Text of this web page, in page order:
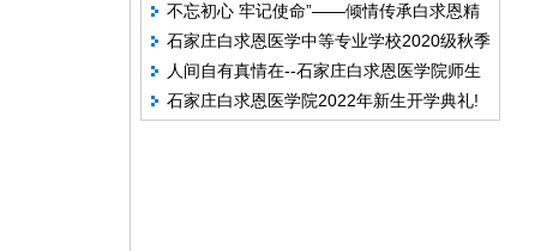
学典礼暨军训汇报表演
不忘初心 牢记使命”——倾情传承白求恩精
神
石家庄白求恩医学中等专业学校2020级秋季
新生开学典礼暨军训汇报表演圆满落幕
人间自有真情在--石家庄白求恩医学院师生
为重病学生张哲爱心捐款
石家庄白求恩医学院2022年新生开学典礼!